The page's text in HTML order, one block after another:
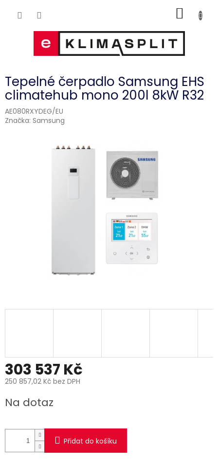
KOŠÍK
Tepelné čerpadlo Samsung EHS
climatehub mono 200l 8kW R32
AE080RXYDEG/EU
Značka: Samsung
303 537 Kč
250 857,02 Kč bez DPH
cena:
Na dotaz
Přidat do košíku